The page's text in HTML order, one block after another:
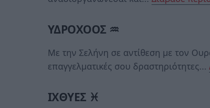
ΥΔΡΟΧΟΟΣ ♒
Με την Σελήνη σε αντίθεση με τον
επαγγελματικές σου δραστηριότητες...
ΙΧΘΥΕΣ ♓